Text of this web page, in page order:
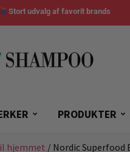
Stort udvalg af favorit brands
PRODUKTER
hjemmet / Nordic Superfood